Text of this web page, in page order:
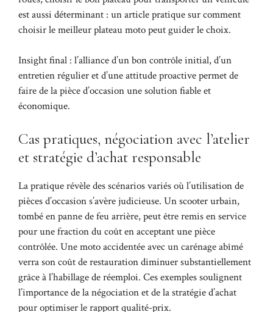
est aussi déterminant : un article pratique surcomment
choisir le meilleur plateau motopeut guider le choix.
Insight final : l’alliance d’un bon contrôle initial, d’un
entretien régulier et d’une attitude proactive permet de
faire de la pièce d’occasion une solution fiable et
économique.
Cas pratiques, négociation avec l’atelier
et stratégie d’achat responsable
La pratique révèle des scénarios variés où l’utilisation de
pièces d’occasion s’avère judicieuse. Un scooter urbain,
tombé en panne de feu arrière, peut être remis en service
pour une fraction du coût en acceptant une pièce
contrôlée. Une moto accidentée avec un carénage abîmé
verra son coût de restauration diminuer substantiellement
grâce à l’habillage de réemploi. Ces exemples soulignent
l’importance de la négociation et de la stratégie d’achat
pour optimiser le rapport qualité-prix.